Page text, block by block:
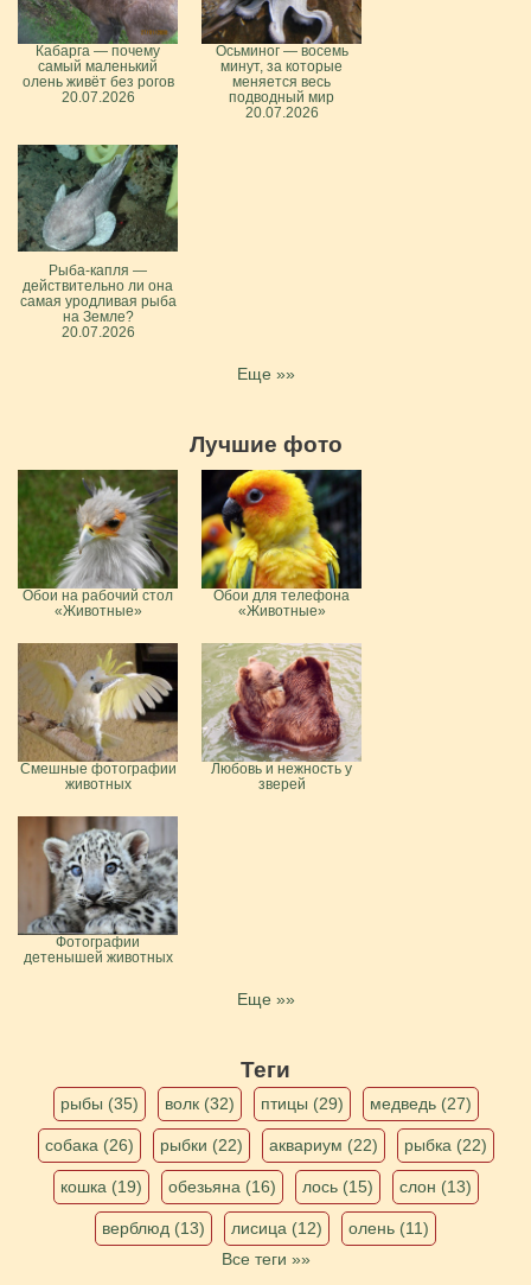
Кабарга — почему
самый маленький
олень живёт без рогов
20.07.2026
Осьминог — восемь
минут, за которые
меняется весь
подводный мир
20.07.2026
Рыба-капля —
действительно ли она
самая уродливая рыба
на Земле?
20.07.2026
Еще »»
Лучшие фото
Обои на рабочий стол
«Животные»
Обои для телефона
«Животные»
Смешные фотографии
животных
Любовь и нежность у
зверей
Фотографии
детенышей животных
Еще »»
Теги
рыбы (35) волк (32) птицы (29) медведь (27)
собака (26) рыбки (22) аквариум (22) рыбка (22)
кошка (19) обезьяна (16) лось (15) слон (13)
верблюд (13) лисица (12)
олень (11)
Все теги »»